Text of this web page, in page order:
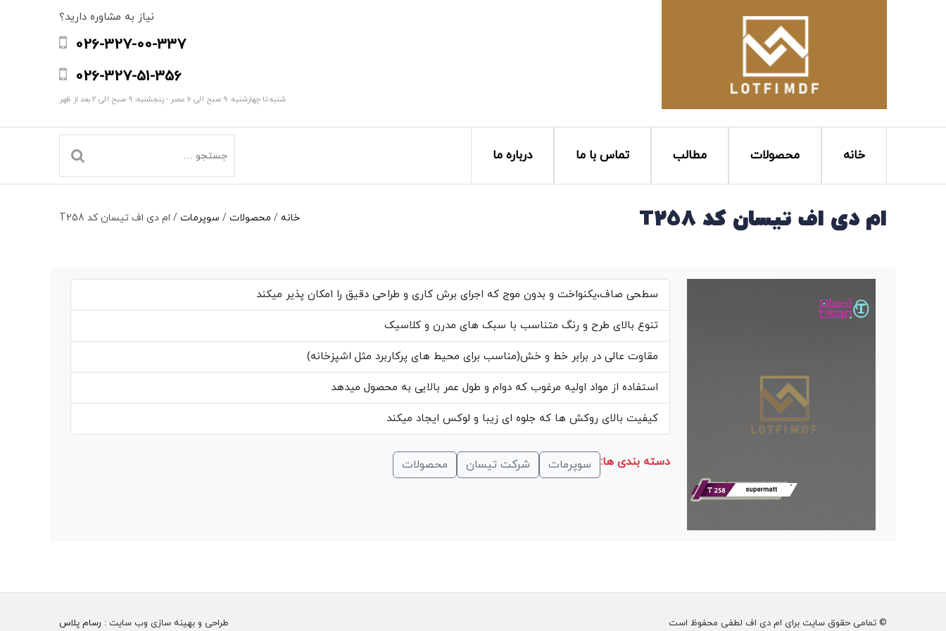
نیاز به مشاوره دارید؟
026-327-00-337
026-327-51-356
شنبه تا چهارشنبه: 9 صبح الی 6 عصر - پنجشنبه: 9 صبح الی 2 بعد از ظهر
خانه محصولات مطالب تماس با ما درباره ما
ام دی اف تیسان کد T258 خانه / محصولات / سوپرمات / ام دی اف تیسان کد T258
سطحی صاف،یکنواخت و بدون موج که اجرای برش کاری و طراحی دقیق را امکان پذیر میکند
تنوع بالای طرح و رنگ متناسب با سبک های مدرن و کلاسیک
مقاوت عالی در برابر خط و خش(مناسب برای محیط های پرکاربرد مثل اشپزخانه)
استفاده از مواد اولیه مرغوب که دوام و طول عمر بالایی به محصول میدهد
کیفیت بالای روکش ها که جلوه ای زیبا و لوکس ایجاد میکند
دسته بندی ها: سوپرمات شرکت تیسان محصولات
© تمامی حقوق سایت برای ام دی اف لطفی محفوظ است طراحی و بهینه سازی وب سایت : رسام پلاس